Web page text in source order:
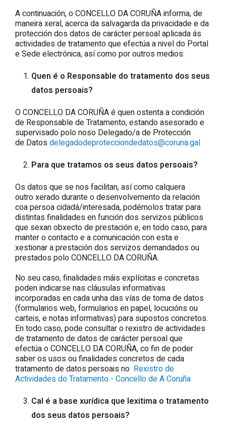
A continuación, o CONCELLO DA CORUÑA informa, de
maneira xeral, acerca da salvagarda da privacidade e da
protección dos datos de carácter persoal aplicada ás
actividades de tratamento que efectúa a nivel do Portal
e Sede electrónica, así como por outros medios:
Quen é o Responsable do tratamento dos seus
datos persoais?
O CONCELLO DA CORUÑA é quen ostenta a condición
de Responsable de Tratamento, estando asesorado e
supervisado polo noso Delegado/a de Protección
de Datos delegadodeprotecciondedatos@coruna.gal
Para que tratamos os seus datos persoais?
Os datos que se nos facilitan, así como calquera
outro xerado durante o desenvolvemento da relación
coa persoa cidadá/interesada, podémolos tratar para
distintas finalidades en función dos servizos públicos
que sexan obxecto de prestación e, en todo caso, para
manter o contacto e a comunicación con esta e
xestionar a prestación dos servizos demandados ou
prestados polo CONCELLO DA CORUÑA.
No seu caso, finalidades máis explícitas e concretas
poden indicarse nas cláusulas informativas
incorporadas en cada unha das vías de toma de datos
(formularios web, formularios en papel, locucións ou
carteis, e notas informativas) para supostos concretos.
En todo caso, pode consultar o rexistro de actividades
de tratamento de datos de carácter persoal que
efectúa o CONCELLO DA CORUÑA, co fin de poder
saber os usos ou finalidades concretos de cada
tratamento de datos persoais no Rexistro de
Actividades do Tratamento - Concello de A Coruña
Cal é a base xurídica que lexitima o tratamento
dos seus datos persoais?